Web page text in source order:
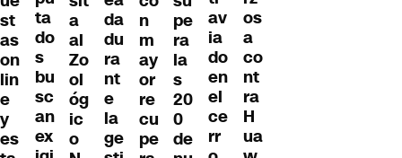
st
as
on
lin
e
y
es
ta
do
s
bu
sc
an
ex
a
al
Zo
ol
óg
ic
o
da
du
ra
nt
e
la
ge
n
m
ay
or
re
cu
pe
pe
ra
la
s
20
0
de
av
ia
do
en
el
ce
rr
os
a
co
nt
ra
H
ua